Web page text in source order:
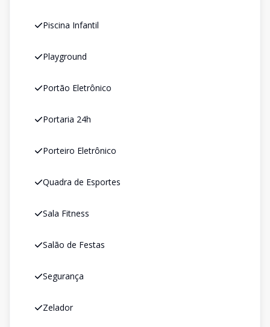
Piscina Infantil
Playground
Portão Eletrônico
Portaria 24h
Porteiro Eletrônico
Quadra de Esportes
Sala Fitness
Salão de Festas
Segurança
Zelador